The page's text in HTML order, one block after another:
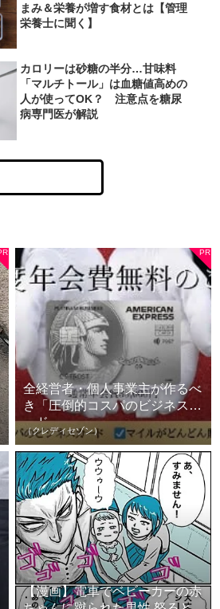
まみ＆栄養が増す食材とは【管理
栄養士に聞く】
カロリーは砂糖の半分…甘味料
「マルチトール」は血糖値高めの
人が使ってOK？ 注意点を糖尿
病専門医が解説
全経営者・個人事業主が作るべ
き「圧倒的コスパのビジネスカ
ード」
（クレディセゾン）
【漫画】電車でベビーカーの赤